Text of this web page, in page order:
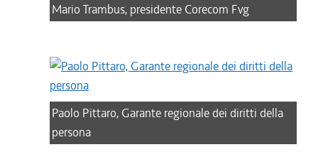
Mario Trambus, presidente Corecom Fvg
Paolo Pittaro, Garante regionale dei diritti della
persona